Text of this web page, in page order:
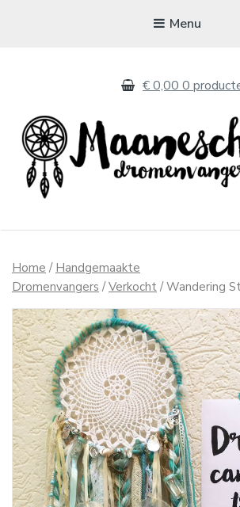
Menu
€ 0,00 0
Home / Handgemaakte
Dromenvangers /Verkocht / Wandering